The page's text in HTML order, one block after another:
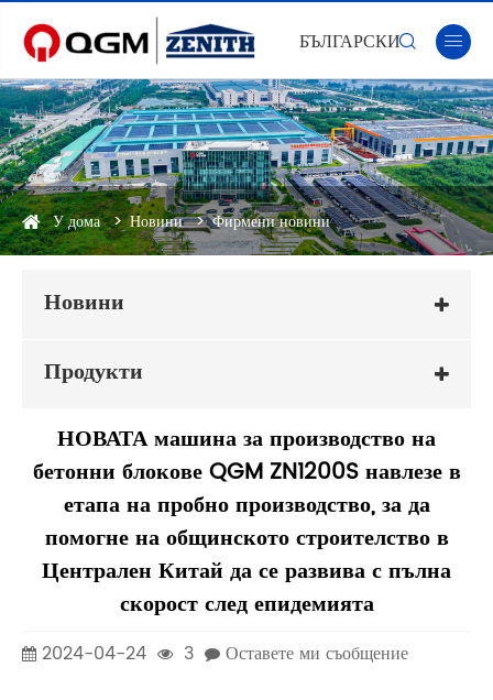
БЪЛГАРСКИ 
У дома Новини Фирмени новини
Новини
Продукти
НОВАТА машина за производство на
бетонни блокове QGM ZN1200S навлезе в
етапа на пробно производство, за да
помогне на общинското строителство в
Централен Китай да се развива с пълна
скорост след епидемията
2024-04-24 3 Оставете ми съобщение